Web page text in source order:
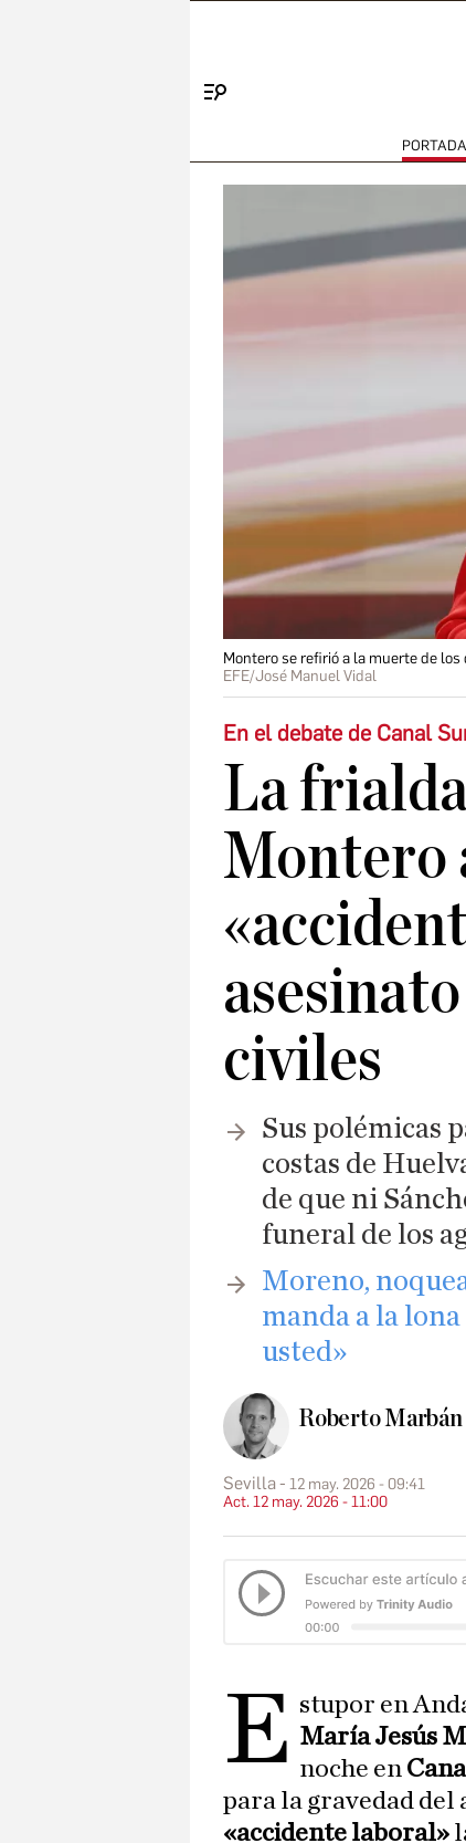
PORTADA
Montero se refirió a la muerte de
EFE/José Manuel Vidal
En el debate de Canal
La
Montero
civiles
Sus polémicas
costas de
de que ni
funeral de los
Moreno,
manda a la
usted»
Roberto Marbán
Sevilla
12 may. 2026 - 09:41
Act. 12 may. 2026 - 11:00
E stupor en
María Jesús
noche en
para la gravedad del
«accidente laboral»